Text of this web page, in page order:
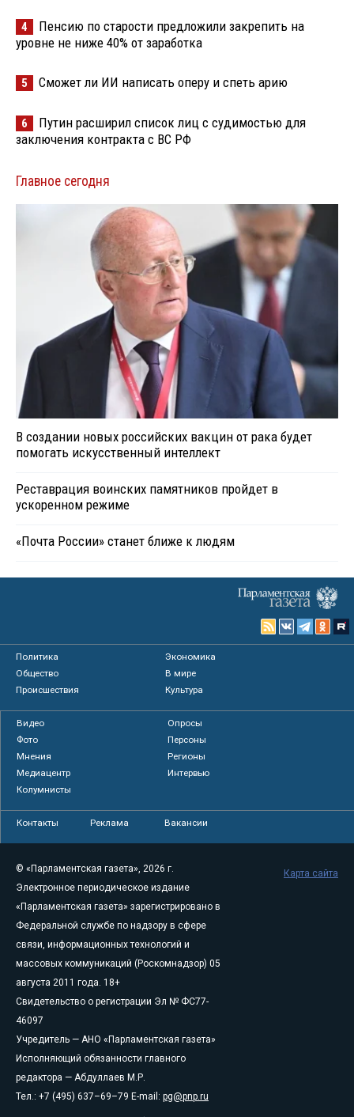
4
Пенсию по старости предложили закрепить на
уровне не ниже 40% от заработка
5 Сможет ли ИИ написать оперу и спеть арию
6
Путин расширил список лиц с судимостью для
заключения контракта с ВС РФ
Главное сегодня
В создании новых российских вакцин от рака будет
помогать искусственный интеллект
Реставрация воинских памятников пройдет в
ускоренном режиме
«Почта России» станет ближе к людям
Политика
Экономика
Общество
В мире
Происшествия
Культура
Видео
Опросы
Фото
Персоны
Мнения
Регионы
Медиацентр
Интервью
Колумнисты
Контакты Реклама Вакансии
© «Парламентская газета», 2026 г.
Электронное периодическое издание
«Парламентская газета» зарегистрировано в
Федеральной службе по надзору в сфере
связи, информационных технологий и
массовых коммуникаций (Роскомнадзор) 05
августа 2011 года. 18+
Свидетельство о регистрации Эл № ФС77-
46097
Учредитель — АНО «Парламентская газета»
Исполняющий обязанности главного
редактора — Абдуллаев М.Р.
Тел.: +7 (495) 637–69–79 E-mail: pg@pnp.ru
Карта сайта